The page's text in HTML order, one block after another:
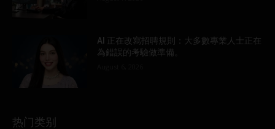
AI 正在改寫招聘規則：大多數專業人士正在
為錯誤的考驗做準備。
热门类别